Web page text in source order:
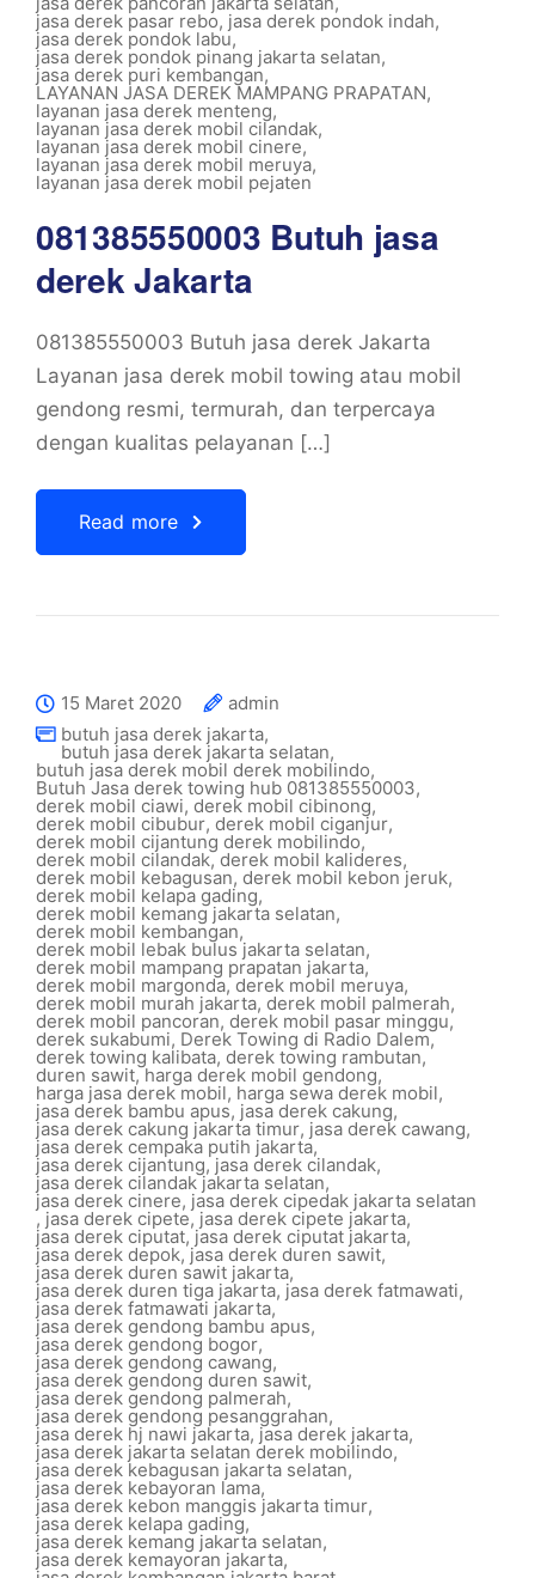
jasa derek pasar rebo, jasa derek pondok indah,
jasa derek pondok labu,
jasa derek pondok pinang jakarta selatan,
jasa derek puri kembangan,
LAYANAN JASA DEREK MAMPANG PRAPATAN,
layanan jasa derek menteng,
layanan jasa derek mobil cilandak,
layanan jasa derek mobil cinere,
layanan jasa derek mobil meruya,
layanan jasa derek mobil pejaten
081385550003 Butuh jasa
derek Jakarta
081385550003 Butuh jasa derek Jakarta
Layanan jasa derek mobil towing atau mobil
gendong resmi, termurah, dan terpercaya
dengan kualitas pelayanan […]
Read more
15 Maret 2020
admin
butuh jasa derek jakarta,
butuh jasa derek jakarta selatan,
butuh jasa derek mobil derek mobilindo,
Butuh Jasa derek towing hub 081385550003,
derek mobil ciawi, derek mobil cibinong,
derek mobil cibubur, derek mobil ciganjur,
derek mobil cijantung derek mobilindo,
derek mobil cilandak,derek mobil kalideres,
derek mobil kebagusan, derek mobil kebon jeruk,
derek mobil kelapa gading,
derek mobil kemang jakarta selatan,
derek mobil kembangan,
derek mobil lebak bulus jakarta selatan,
derek mobil mampang prapatan jakarta,
derek mobil margonda,derek mobil meruya,
derek mobil murah jakarta, derek mobil palmerah,
derek mobil pancoran, derek mobil pasar minggu,
derek sukabumi, Derek Towing di Radio Dalem,
derek towing kalibata, derek towing rambutan,
duren sawit,harga derek mobil gendong,
harga jasa derek mobil, harga sewa derek mobil,
jasa derek bambu apus, jasa derek cakung,
jasa derek cakung jakarta timur, jasa derek cawang,
jasa derek cempaka putih jakarta,
jasa derek cijantung, jasa derek cilandak,
jasa derek cilandak jakarta selatan,
jasa derek cinere, jasa derek cipedak jakarta selatan
, jasa derek cipete, jasa derek cipete jakarta,
jasa derek ciputat,jasa derek ciputat jakarta,
jasa derek depok,jasa derek duren sawit,
jasa derek duren sawit jakarta,
jasa derek duren tiga jakarta, jasa derek fatmawati,
jasa derek fatmawati jakarta,
jasa derek gendong bambu apus,
jasa derek gendong bogor,
jasa derek gendong cawang,
jasa derek gendong duren sawit,
jasa derek gendong palmerah,
jasa derek gendong pesanggrahan,
jasa derek hj nawi jakarta, jasa derek jakarta,
jasa derek jakarta selatan derek mobilindo,
jasa derek kebagusan jakarta selatan,
jasa derek kebayoran lama,
jasa derek kebon manggis jakarta timur,
jasa derek kelapa gading,
jasa derek kemang jakarta selatan,
jasa derek kemayoran jakarta,